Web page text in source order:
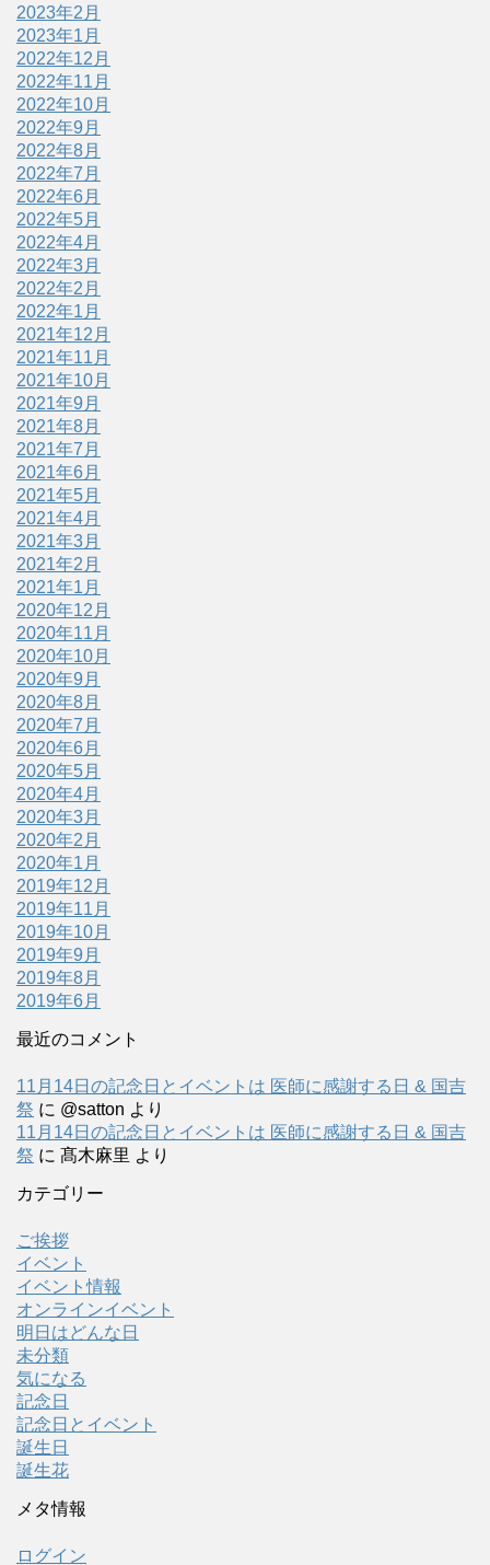
2023年2月
2023年1月
2022年12月
2022年11月
2022年10月
2022年9月
2022年8月
2022年7月
2022年6月
2022年5月
2022年4月
2022年3月
2022年2月
2022年1月
2021年12月
2021年11月
2021年10月
2021年9月
2021年8月
2021年7月
2021年6月
2021年5月
2021年4月
2021年3月
2021年2月
2021年1月
2020年12月
2020年11月
2020年10月
2020年9月
2020年8月
2020年7月
2020年6月
2020年5月
2020年4月
2020年3月
2020年2月
2020年1月
2019年12月
2019年11月
2019年10月
2019年9月
2019年8月
2019年6月
最近のコメント
11月14日の記念日とイベントは 医師に感謝する日 & 国吉
祭 に @satton より
11月14日の記念日とイベントは 医師に感謝する日 & 国吉
祭 に 髙木麻里 より
カテゴリー
ご挨拶
イベント
イベント情報
オンラインイベント
明日はどんな日
未分類
気になる
記念日
記念日とイベント
誕生日
誕生花
メタ情報
ログイン